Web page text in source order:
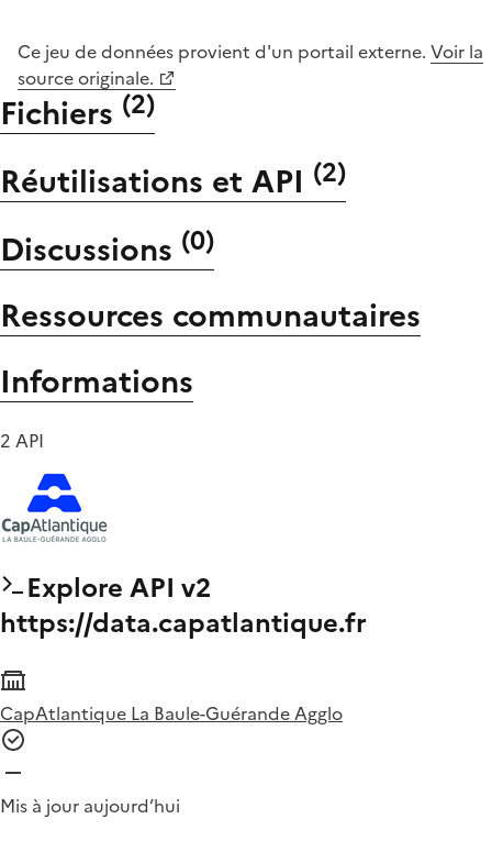
Ce jeu de données provient d'un portail externe. Voir la
source originale.
Fichiers (2)
Réutilisations et API (2)
Discussions (0)
Ressources communautaires
Informations
2 API
Explore API v2
https://data.capatlantique.fr
CapAtlantique La Baule-Guérande Agglo
Mis à jour aujourd’hui